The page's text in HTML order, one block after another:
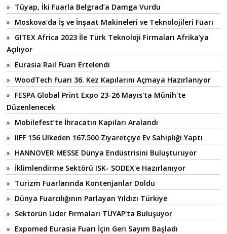
Tüyap, İki Fuarla Belgrad’a Damga Vurdu
Moskova'da İş ve İnşaat Makineleri ve Teknolojileri Fuarı
GITEX Africa 2023 İle Türk Teknoloji Firmaları Afrika’ya
Açılıyor
Eurasia Rail Fuarı Ertelendi
WoodTech Fuarı 36. Kez Kapılarını Açmaya Hazırlanıyor
FESPA Global Print Expo 23-26 Mayıs'ta Münih'te
Düzenlenecek
Mobilefest’te İhracatın Kapıları Aralandı
IIFF 156 Ülkeden 167.500 Ziyaretçiye Ev Sahipliği Yaptı
HANNOVER MESSE Dünya Endüstrisini Buluşturuyor
İklimlendirme Sektörü ISK- SODEX'e Hazırlanıyor
Turizm Fuarlarında Kontenjanlar Doldu
Dünya Fuarcılığının Parlayan Yıldızı Türkiye
Sektörün Lider Firmaları TÜYAP'ta Buluşuyor
Expomed Eurasia Fuarı İçin Geri Sayım Başladı